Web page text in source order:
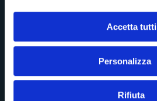
Accetta tutti
Personalizza
Rifiuta